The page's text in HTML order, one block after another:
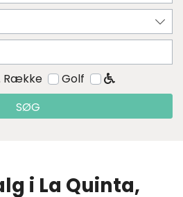
Række
Golf
SØG
i La Quinta,